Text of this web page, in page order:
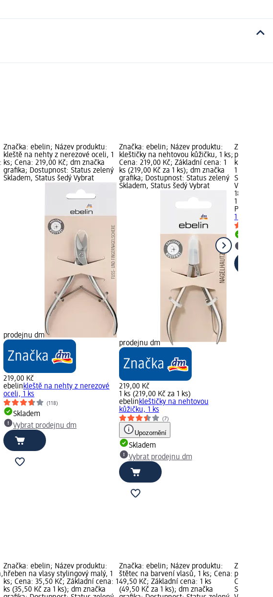
Značka: ebelin; Název produktu:
kleště na nehty z nerezové oceli, 1
ks; Cena: 219,00 Kč; dm značka
grafika; Dostupnost: Status zelený
Skladem, Status šedý Vybrat
prodejnu dm
219,00 Kč
ebelinkleště na nehty z nerezové
oceli, 1 ks
(118)
Skladem
Vybrat prodejnu dm
Značka: ebelin; Název produktu:
kleštičky na nehtovou kůžičku, 1 ks;
Cena: 219,00 Kč; Základní cena: 1
ks (219,00 Kč za 1 ks); dm značka
grafika; Dostupnost: Status zelený
Skladem, Status šedý Vybrat
prodejnu dm
219,00 Kč
1 ks (219,00 Kč za 1 ks)
ebelinkleštičky na nehtovou
kůžičku, 1 ks
(7)
Upozornění
Skladem
Vybrat prodejnu dm
Značka:
produktu:
ks; Cena:
1 ks
Status
Vybrat
189,00 Kč
1 ks (189,00
PARSA MEN
1 ks
Značka: ebelin; Název produktu:
hřeben na vlasy stylingový malý, 1
ks; Cena: 35,50 Kč; Základní cena: 1
ks (35,50 Kč za 1 ks); dm značka
Značka: ebelin; Název produktu:
štětec na barvení vlasů, 1 ks; Cena:
49,50 Kč; Základní cena: 1 ks
(49,50 Kč za 1 ks); dm značka
Značka:
produktu:
Cena:
Status